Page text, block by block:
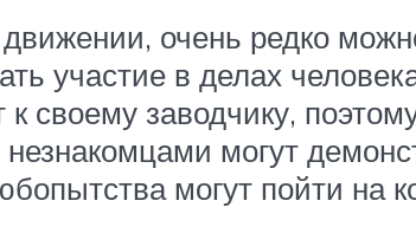
очень редко
участие в делах
заводчику,
могут
могут пойти на